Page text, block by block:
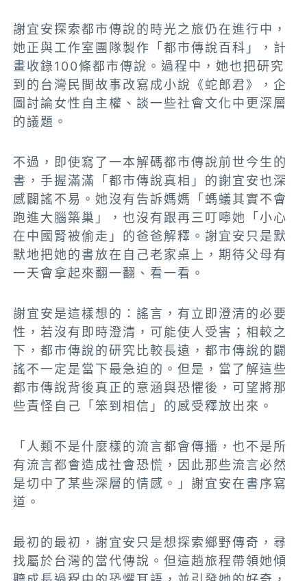
謝宜安探索都市傳說的時光之旅仍在進行中，
她正與工作室團隊製作「都市傳說百科」，計
畫收錄100條都市傳說。過程中，她也把研究
到的台灣民間故事改寫成小說《蛇郎君》，企
圖討論女性自主權、談一些社會文化中更深層
的議題。
不過，即使寫了一本解碼都市傳說前世今生的
書，手握滿滿「都市傳說真相」的謝宜安也深
感闢謠不易。她沒有告訴媽媽「螞蟻其實不會
跑進大腦築巢」，也沒有跟再三叮嚀她「小心
在中國腎被偷走」的爸爸解釋。謝宜安只是默
默地把她的書放在自己老家桌上，期待父母有
一天會拿起來翻一翻、看一看。
謝宜安是這樣想的：謠言，有立即澄清的必要
性，若沒有即時澄清，可能使人受害；相較之
下，都市傳說的研究比較長遠，都市傳說的闢
謠不一定是當下最急迫的。但是，當了解這些
都市傳說背後真正的意涵與恐懼後，可望將那
些責怪自己「笨到相信」的感受釋放出來。
「人類不是什麼樣的流言都會傳播，也不是所
有流言都會造成社會恐慌，因此那些流言必然
是切中了某些深層的情感。」謝宜安在書序寫
道。
最初的最初，謝宜安只是想探索鄉野傳奇，尋
找屬於台灣的當代傳說。但這趟旅程帶領她傾